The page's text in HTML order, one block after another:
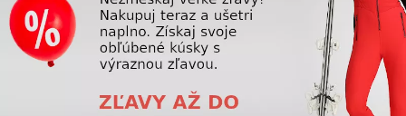
Začiatočníci ocenia pohodlné a teplejšie bundy, pokročilí
by mali hľadať vyváženie medzi priedušnosťou a ochranou a
športoví lyžiari potrebujú technické bundy s vysokou
priedušnosťou, nízkou hmotnosťou a dobrou ochranou proti